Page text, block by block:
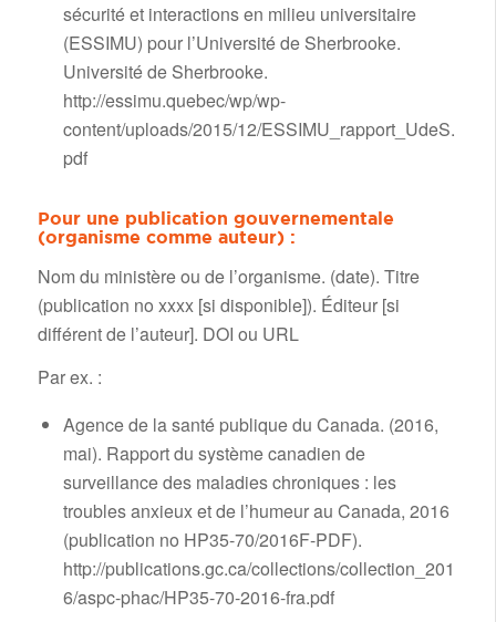
sécurité et interactions en milieu universitaire
(ESSIMU) pour l’Université de Sherbrooke.
Université de Sherbrooke.
http://essimu.quebec/wp/wp-
content/uploads/2015/12/ESSIMU_rapport_UdeS.
pdf
Pour une publication gouvernementale
(organisme comme auteur) :
Nom du ministère ou de l’organisme. (date). Titre
(publication no xxxx [si disponible]). Éditeur [si
différent de l’auteur]. DOI ou URL
Par ex. :
Agence de la santé publique du Canada. (2016,
mai). Rapport du système canadien de
surveillance des maladies chroniques : les
troubles anxieux et de l’humeur au Canada, 2016
(publication no HP35-70/2016F-PDF).
http://publications.gc.ca/collections/collection_201
6/aspc-phac/HP35-70-2016-fra.pdf